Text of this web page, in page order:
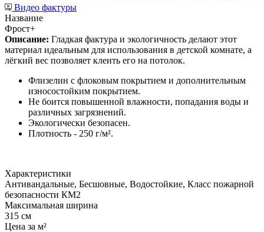
Видео фактуры
Название
Фрост+
Описание: Гладкая фактура и экологичность делают этот
материал идеальным для использования в детской комнате, а
лёгкий вес позволяет клеить его на потолок.
Флизелин с флоковым покрытием и дополнительным
износостойким покрытием.
Не боится повышенной влажности, попадания воды и
различных загрязнений.
Экологически безопасен.
Плотность - 250 г/м².
Характеристики
Антивандальные, Бесшовные, Водостойкие, Класс пожарной
безопасности КМ2
Максимальная ширина
315 см
Цена за м²